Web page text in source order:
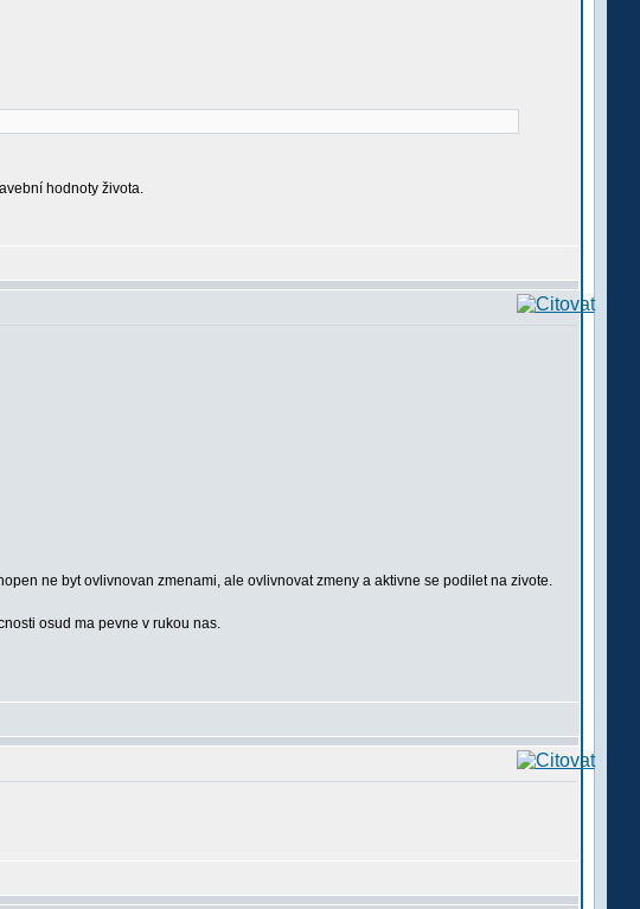
hodnoty života.
ne byt ovlivnovan zmenami, ale ovlivnovat zmeny a aktivne se podilet na zivote.
osud ma pevne v rukou nas.